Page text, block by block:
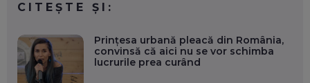
CITEȘTE ȘI:
Prințesa urbană pleacă din România,
convinsă că aici nu se vor schimba
lucrurile prea curând